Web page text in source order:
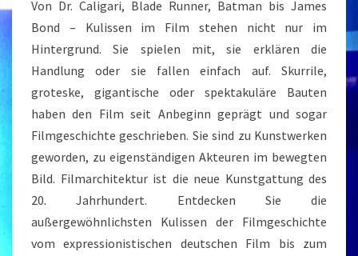
Von Dr. Caligari, Blade Runner, Batman bis James
Bond – Kulissen im Film stehen nicht nur im
Hintergrund. Sie spielen mit, sie erklären die
Handlung oder sie fallen einfach auf. Skurrile,
groteske, gigantische oder spektakuläre Bauten
haben den Film seit Anbeginn geprägt und sogar
Filmgeschichte geschrieben. Sie sind zu Kunstwerken
geworden, zu eigenständigen Akteuren im bewegten
Bild. Filmarchitektur ist die neue Kunstgattung des
20. Jahrhundert. Entdecken Sie die
außergewöhnlichsten Kulissen der Filmgeschichte
vom expressionistischen deutschen Film bis zum